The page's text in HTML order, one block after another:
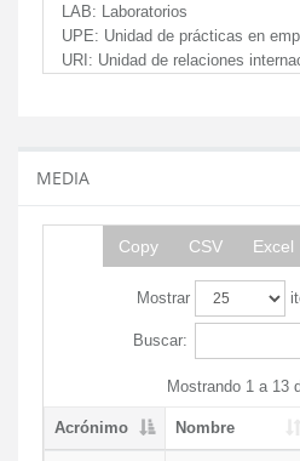
LAB: Laboratorios
UPE: Unidad de prácticas en
URI: Unidad de relaciones
MEDIA
Copy CSV Excel
Mostrar
Buscar:
Mostrando 1 a 13
Acrónimo Nombre